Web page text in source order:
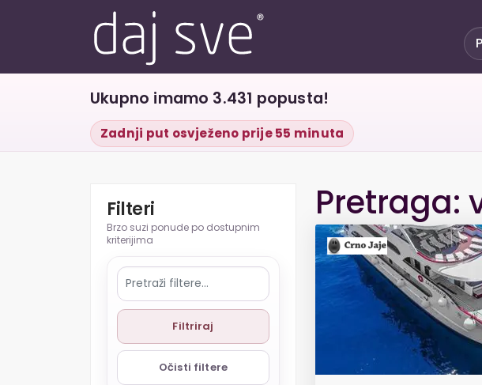
Ukupno imamo 3.431 popusta!
Zadnji put osvježeno prije 55 minuta
Filteri
Filtriraj
Očisti filtere
Pretraga: